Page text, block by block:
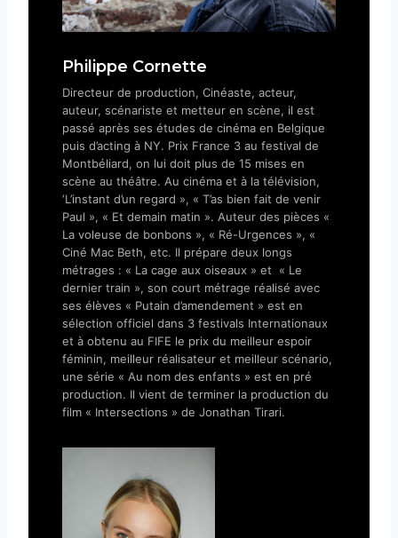
Philippe Cornette
Directeur de production, Cinéaste, acteur,
auteur, scénariste et metteur en scène, il est
passé après ses études de cinéma en Belgique
puis d’acting à NY. Prix France 3 au festival de
Montbéliard, on lui doit plus de 15 mises en
scène au théâtre. Au cinéma et à la télévision,
‘L’instant d’un regard », « T’as bien fait de venir
Paul », « Et demain matin ». Auteur des pièces «
La voleuse de bonbons », « Ré-Urgences », «
Ciné Mac Beth, etc. Il prépare deux longs
métrages : « La cage aux oiseaux » et « Le
dernier train », son court métrage réalisé avec
ses élèves « Putain d’amendement » est en
sélection officiel dans 3 festivals Internationaux
et à obtenu au FIFE le prix du meilleur espoir
féminin, meilleur réalisateur et meilleur scénario,
une série « Au nom des enfants » est en pré
production. Il vient de terminer la production du
film « Intersections » de Jonathan Tirari.